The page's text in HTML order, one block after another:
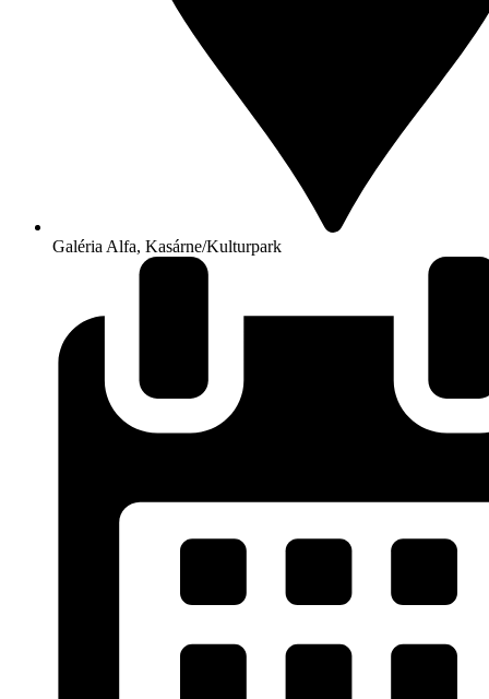
Galéria Alfa, Kasárne/Kulturpark